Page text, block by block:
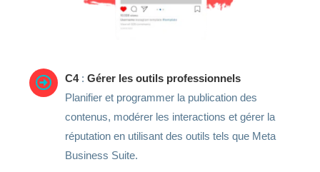
C4:Gérer les outils professionnels
Planifier et programmer la publication des
contenus, modérer les interactions et gérer la
réputation en utilisant des outils tels que Meta
Business Suite.